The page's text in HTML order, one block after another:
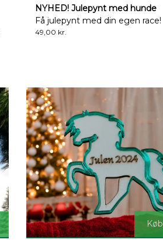
NYHED! Julepynt med hunde
Få julepynt med din egen race!
49,00 kr.
Køb